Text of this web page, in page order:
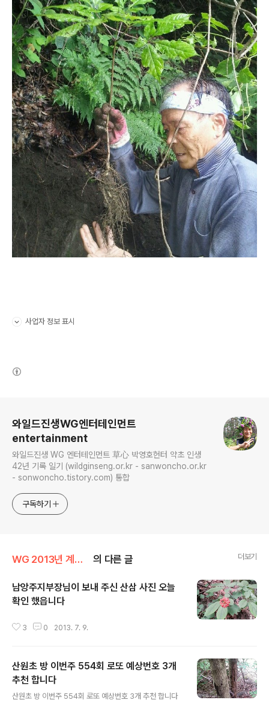
사업자 정보 표시
와일드진생WG엔터테인먼트
entertainment
와일드진생 WG 엔터테인먼트 草心 박영호헌터 약초 인생
42년 기록 일기 (wildginseng.or.kr - sanwoncho.or.kr
- sonwoncho.tistory.com) 통합
구독하기
WG 2013년 계사년 기록 의 다른 글 더보기
남앙주지부장님이 보내 주신 산삼 사진 오늘
확인 했읍니다
3 0 2013. 7. 9.
산원초 방 이번주 554회 로또 예상번호 3개
추천 합니다
산원초 방 이번주 554회 로또 예상번호 3개 추천 합니다